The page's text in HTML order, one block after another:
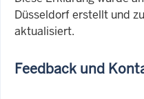
Düsseldorf erstellt und
aktualisiert.
Feedback und